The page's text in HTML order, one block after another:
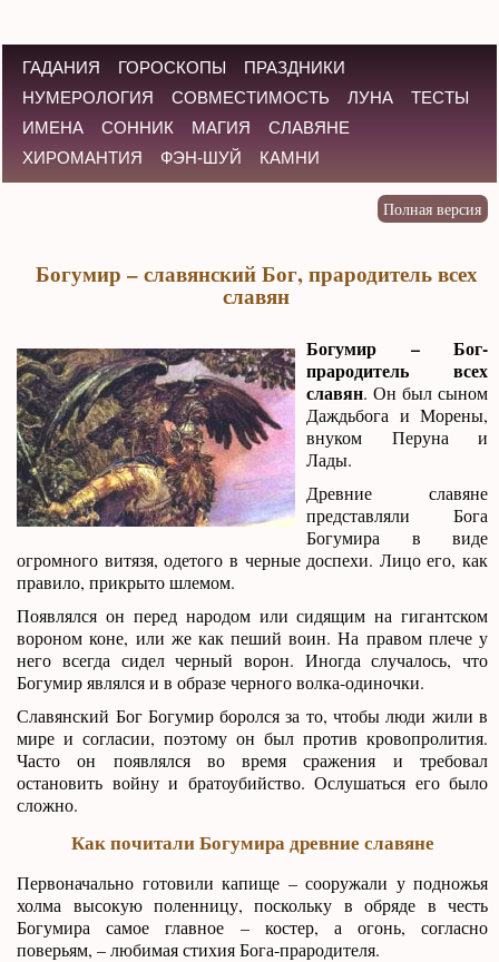
ГАДАНИЯ ГОРОСКОПЫ
ПРАЗДНИКИ
НУМЕРОЛОГИЯ
СОВМЕСТИМОСТЬ ЛУНА
ТЕСТЫ
ИМЕНА
СОННИК МАГИЯ
СЛАВЯНЕ
ХИРОМАНТИЯ
ФЭН-ШУЙ КАМНИ
Богумир – славянский Бог, прародитель всех
славян
Богумир – Бог-
прародитель всех
славян. Он был сыном
Даждьбога и Морены,
внуком Перуна и
Лады.
Древние славяне
представляли Бога
Богумира в виде
огромного витязя, одетого в черные доспехи. Лицо его, как
правило, прикрыто шлемом.
Появлялся он перед народом или сидящим на гигантском
вороном коне, или же как пеший воин. На правом плече у
него всегда сидел черный ворон. Иногда случалось, что
Богумир являлся и в образе черного волка-одиночки.
Славянский Бог Богумир боролся за то, чтобы люди жили в
мире и согласии, поэтому он был против кровопролития.
Часто он появлялся во время сражения и требовал
остановить войну и братоубийство. Ослушаться его было
сложно.
Как почитали Богумира древние славяне
Первоначально готовили капище – сооружали у подножья
холма высокую поленницу, поскольку в обряде в честь
Богумира самое главное – костер, а огонь, согласно
поверьям, – любимая стихия Бога-прародителя.